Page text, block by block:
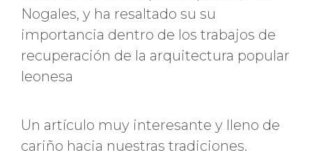
Nogales, y ha resaltado su su
importancia dentro de los trabajos de
recuperación de la arquitectura popular
leonesa
Un artículo muy interesante y lleno de
cariño hacia nuestras tradiciones.